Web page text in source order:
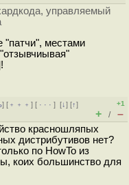
управляемый
"патчи", местами
] [ ﹢﹢﹢] [ · · ·][↓] [↑]
+1
+ / –
красношляпых
дистрибутивов нет?
по HowTo из
коих большинство для